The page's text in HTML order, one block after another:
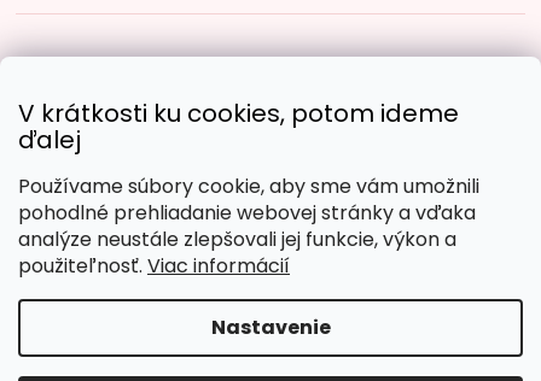
V krátkosti ku cookies, potom ideme
ďalej
Používame súbory cookie, aby sme vám umožnili
pohodlné prehliadanie webovej stránky a vďaka
analýze neustále zlepšovali jej funkcie, výkon a
použiteľnosť. Viac informácií
Nastavenie
Obľúbené spôsoby platby:
Copyright 2026Malujpodlacisel.sk. Všetky práva